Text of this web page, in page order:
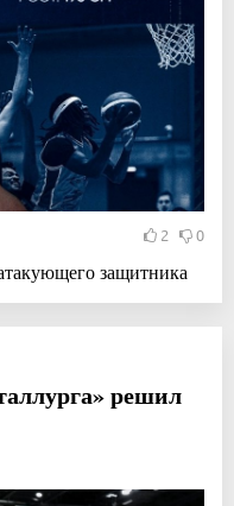
2 0
защитника
решил